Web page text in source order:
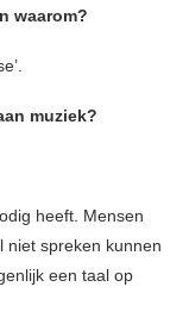
waarom?
muziek?
heeft. Mensen
niet spreken kunnen
een taal op